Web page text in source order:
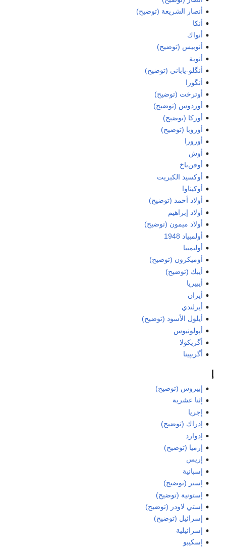
أنصار الشريعة (توضيح)
أنكا
أنواك
أنوبيس (توضيح)
أنوية
أنگلو-ياباني (توضيح)
أنگورا
أوترخت (توضيح)
أوردوس (توضيح)
أوركا (توضيح)
أوروبا (توضيح)
أورورا
أوش
أوفن‌باخ
أوكسيد الكبريت
أوكيناوا
أولاد أحمد (توضيح)
أولاد إبراهيم
أولاد ميمون (توضيح)
أولمبياد 1948
أوليمبيا
أوميكرون (توضيح)
أيبك (توضيح)
أيبيريا
أيران
أيرلندي
أيلول الأسود (توضيح)
أپولونيوس
أگريكولا
أگريپينا
إ
إبيروس (توضيح)
إثنا عشرية
إجريا
إدراك (توضيح)
إدوارد
إرميا (توضيح)
إريس
إسبانية
إستر (توضيح)
إستونية (توضيح)
إستي لاودر (توضيح)
إسرائيل (توضيح)
إسرائيلية
إسكيبو